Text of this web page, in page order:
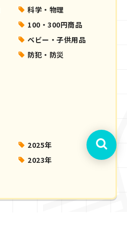
科学・物理
100・300円商品
ベビー・子供用品
防犯・防災
2025年
2023年